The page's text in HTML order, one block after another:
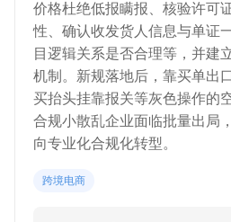
价格杜绝低报瞒报、核验许可
性、确认收发货人信息与单证
目逻辑关系是否合理等，并建
机制。新规落地后，靠买单出
买抬头挂靠报关等灰色操作的
合规小散乱企业面临批量出局
向专业化合规化转型。
跨境电商